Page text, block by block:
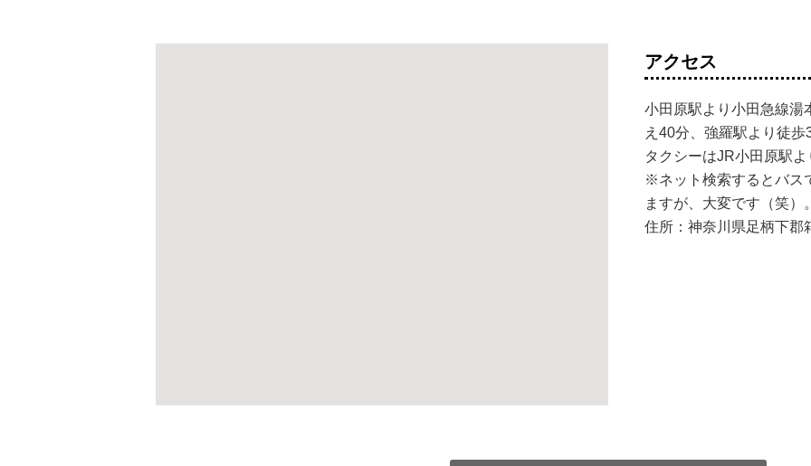
アクセス
小田原駅より小田急線湯
え40分、強羅駅より徒歩
タクシーはJR小田原駅
※ネット検索するとバス
ますが、大変です（笑
住所：神奈川県足柄下郡